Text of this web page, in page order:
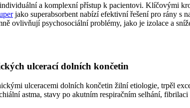
a komplexní přístup k pacientovi. Klíčovými
jako superabsorbent nabízí efektivní řešení pro rány s
ovlivňují psychosociální problémy, jako je izolace a
ulcerací dolních končetin
ulceracemi dolních končetin žilní etiologie, trpěl
astma, stavy po akutním respiračním selhání,